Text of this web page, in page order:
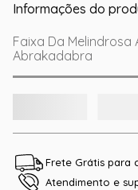
Informações do
Faixa Da
Abrakadabra
Frete Grátis para
Atendimento e